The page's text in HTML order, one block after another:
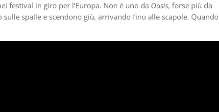
festival in giro per l’Europa. Non è uno da Oasis, forse più da
spalle e scendono giù, arrivando fino alle scapole. Quando